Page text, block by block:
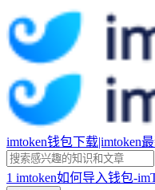
imtoken钱包下载|imtoken
1 imtoken如何导入钱包-